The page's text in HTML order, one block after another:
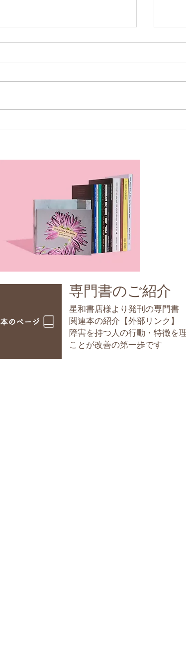
妥当でないことを承認しない
うま
本のページ
​専門書のご紹介
星和書店様より発刊の専門書
​関連本の紹介【外部リンク】
障害を持つ人の行動・特徴を
ことが改善の第一歩です